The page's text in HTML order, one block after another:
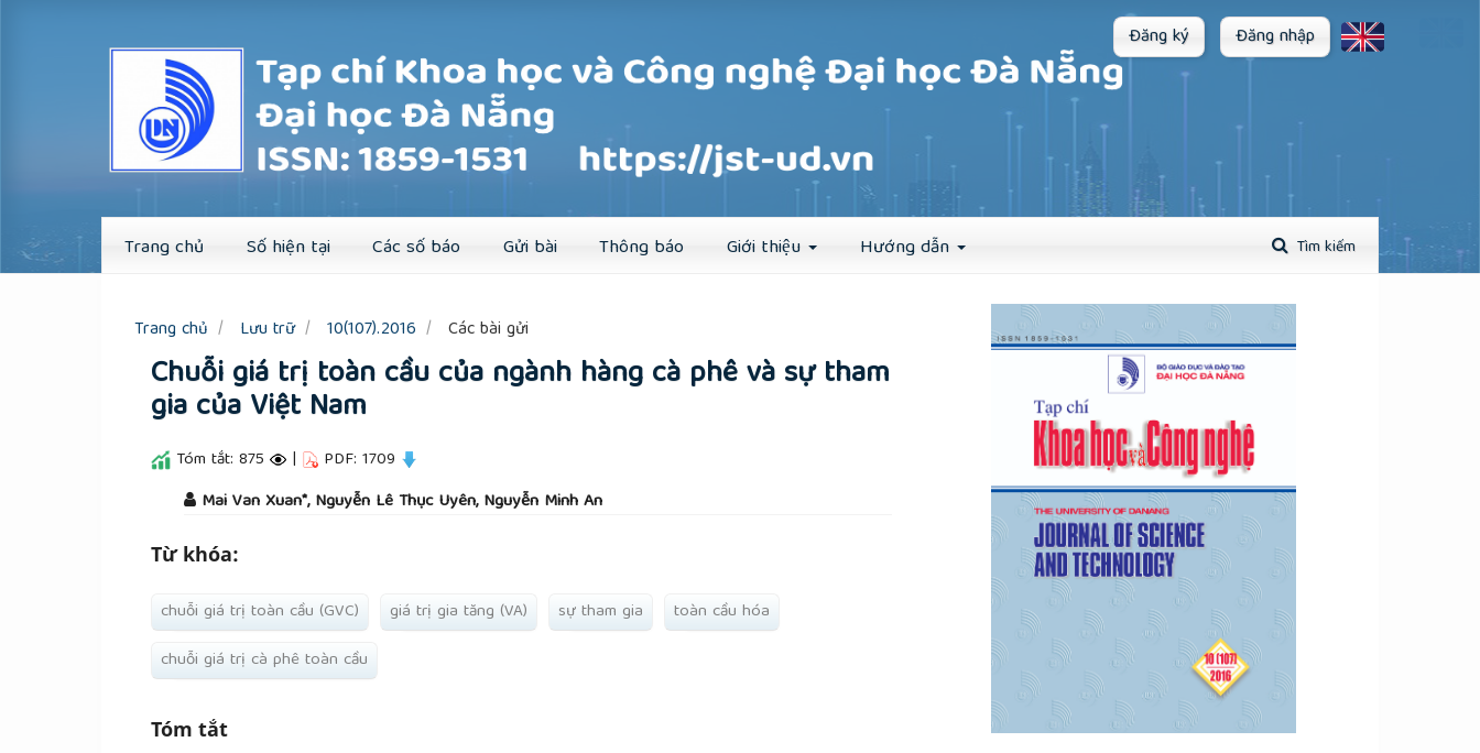
Trang chủ Số hiện tại Các số báo Gửi bài Thông báo Giới thiệu Hướng dẫn Tìm kiếm
Đăng ký Đăng nhập
Đăng ký Đăng nhập
Trang chủ Lưu trữ 10(107).2016 Các bài gửi
Chuỗi giá trị toàn cầu của ngành hàng cà phê và sự tham
gia của Việt Nam
Tóm tắt: 875 | PDF: 1709
##plugins.themes.academic_pro.article.main##
Mai Van Xuan*, Nguyễn Lê Thục Uyên, Nguyễn Minh An
Từ khóa:
chuỗi giá trị toàn cầu (GVC) giá trị gia tăng (VA) sự tham gia
toàn cầu hóa
chuỗi giá trị cà phê toàn cầu
Tóm tắt